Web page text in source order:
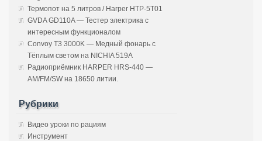
Термопот на 5 литров / Harper HTP-5T01
GVDA GD110A — Тестер электрика с
интересным функционалом
Convoy T3 3000K — Медный фонарь с
Тёплым светом на NICHIA 519A
Радиоприёмник HARPER HRS-440 —
AM/FM/SW на 18650 литии.
Рубрики
Видео уроки по рациям
Инструмент